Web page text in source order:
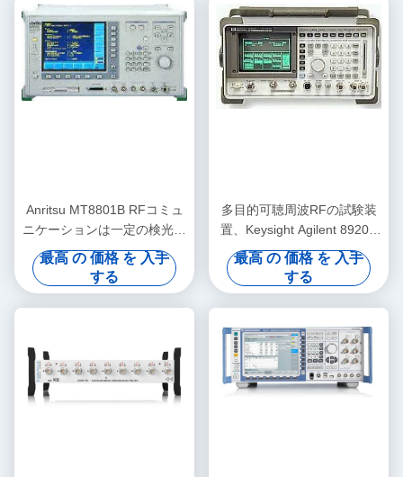
Anritsu MT8801B RFコミュ
ニケーションは一定の検光子
300kHz-3GHzをテストする
最高 の 価格 を 入手
する
多目的可聴周波RFの試験装
置、Keysight Agilent 8920A
AFの検光子
最高 の 価格 を 入手
する